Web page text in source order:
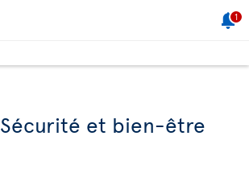
1
Sécurité et bien-être